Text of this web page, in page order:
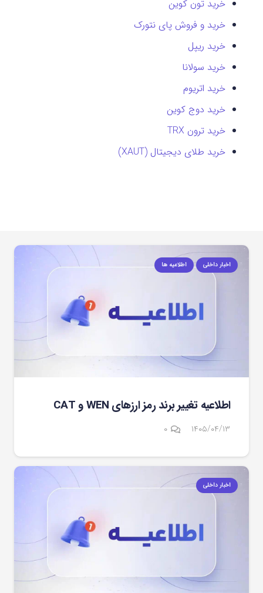
خرید تون کوین
خرید و فروش پای نتورک
خرید ریپل
خرید سولانا
خرید اتریوم
خرید دوج کوین
خرید ترون TRX
خرید طلای دیجیتال (XAUT)
اخبار داخلی اطلاعیه ها
اطلاعیه تغییر برند رمز ارزهای WEN و CAT
۱۴۰۵/۰۴/۱۳ ۰
اخبار داخلی